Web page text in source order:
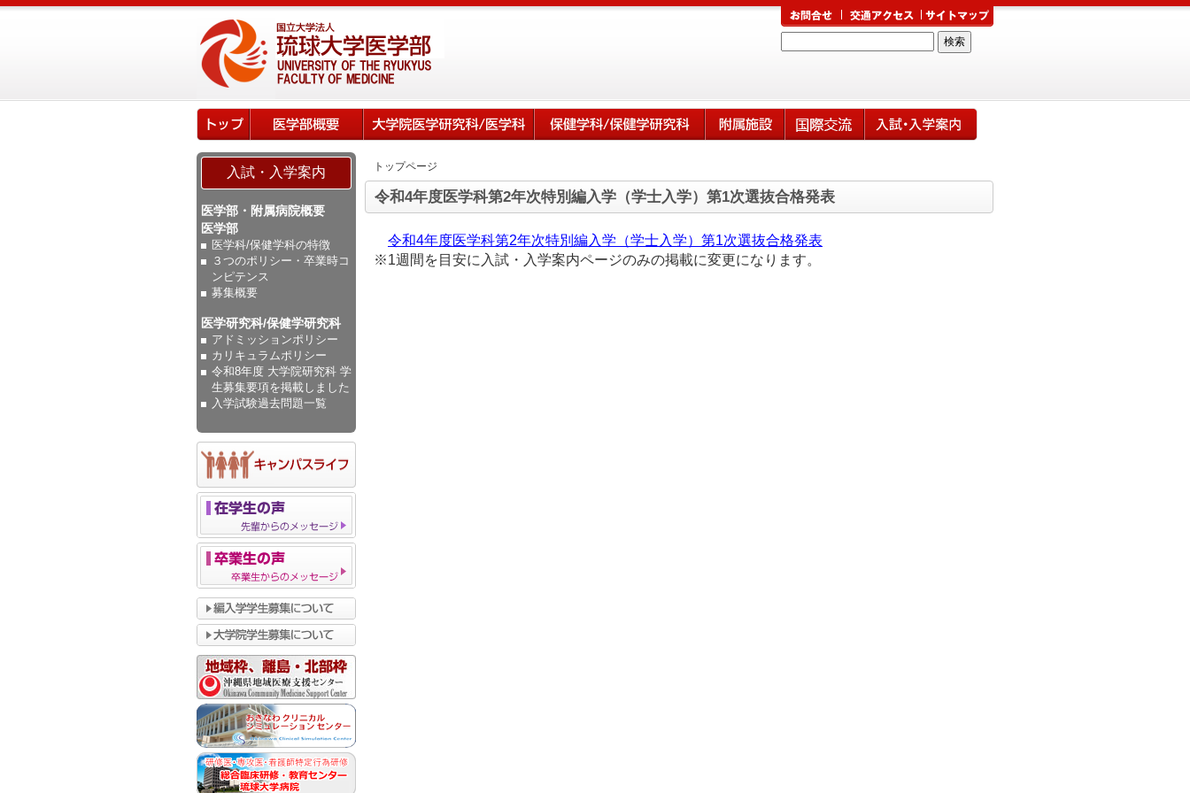
トップページ
令和4年度医学科第2年次特別編入学（学士入学）第1次選抜合格発表
令和4年度医学科第2年次特別編入学（学士入学）第1次選抜合格発表
※1週間を目安に入試・入学案内ページのみの掲載に変更になります。
入試・入学案内
医学部・附属病院概要
医学部
医学科/保健学科の特徴
３つのポリシー・卒業時コ
ンピテンス
募集概要
医学研究科/保健学研究科
アドミッションポリシー
カリキュラムポリシー
令和8年度 大学院研究科 学
生募集要項を掲載しました
入学試験過去問題一覧